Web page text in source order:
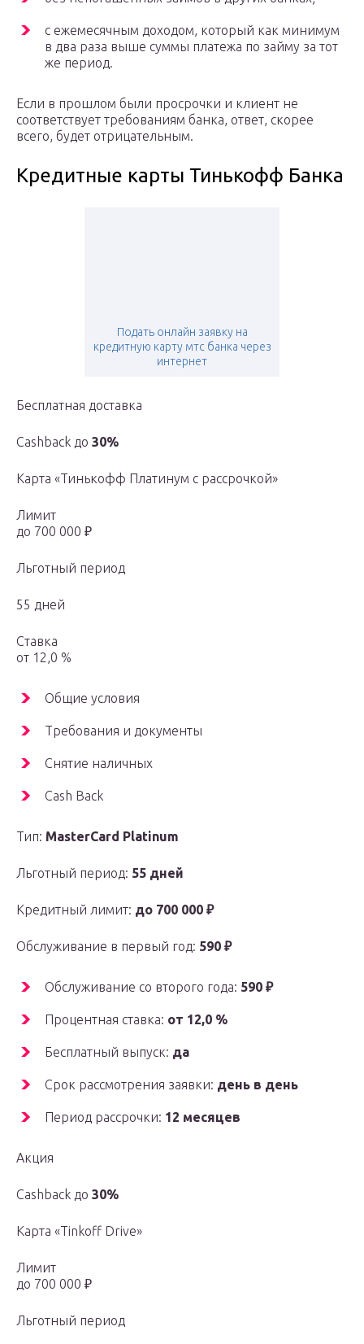
с ежемесячным доходом, который как минимум
в два раза выше суммы платежа по займу за тот
же период.
Если в прошлом были просрочки и клиент не
соответствует требованиям банка, ответ, скорее
всего, будет отрицательным.
Кредитные карты Тинькофф Банка
Подать онлайн заявку на
кредитную карту мтс банка через
интернет
Бесплатная доставка
Cashback до 30%
Карта «Тинькофф Платинум с рассрочкой»
Лимит
до 700 000 ₽
Льготный период
55 дней
Ставка
от 12,0 %
Общие условия
Требования и документы
Снятие наличных
Cash Back
Тип: MasterСard Platinum
Льготный период: 55 дней
Кредитный лимит: до 700 000 ₽
Обслуживание в первый год: 590 ₽
Обслуживание со второго года: 590 ₽
Процентная ставка: от 12,0 %
Бесплатный выпуск: да
Срок рассмотрения заявки: день в день
Период рассрочки: 12 месяцев
Акция
Cashback до 30%
Карта «Tinkoff Drive»
Лимит
до 700 000 ₽
Льготный период